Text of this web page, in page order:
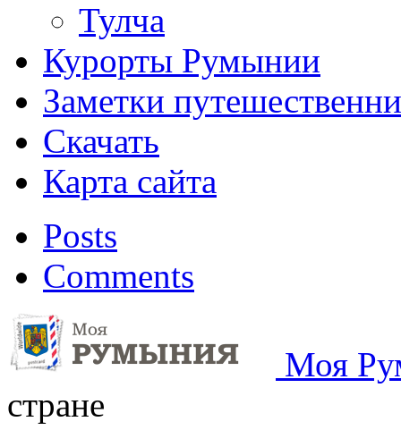
Тулча
Курорты Румынии
Заметки
Скачать
Карта сайта
Posts
Comments
Моя
стране